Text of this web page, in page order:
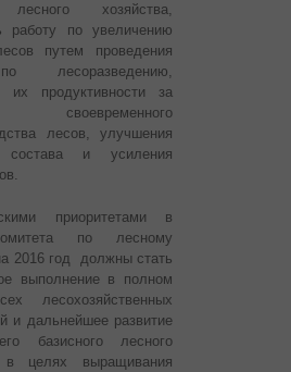
лесного хозяйства,
работу по увеличению
путем проведения
лесоразведению,
их продуктивности за
лесов, улучшения
состава и усиления
приоритетами в
по лесному
2016 год должны стать
выполнение в полном
лесохозяйственных
и дальнейшее развитие
базисного лесного
в целях выращивания